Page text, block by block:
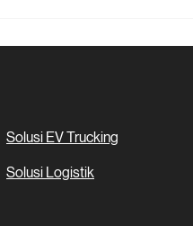
Solusi EV Trucking
Solusi Logistik